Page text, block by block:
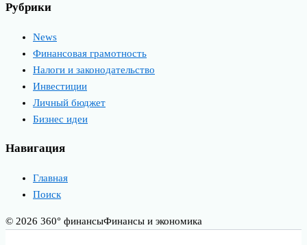
Рубрики
News
Финансовая грамотность
Налоги и законодательство
Инвестиции
Личный бюджет
Бизнес идеи
Навигация
Главная
Поиск
© 2026 360° финансыФинансы и экономика